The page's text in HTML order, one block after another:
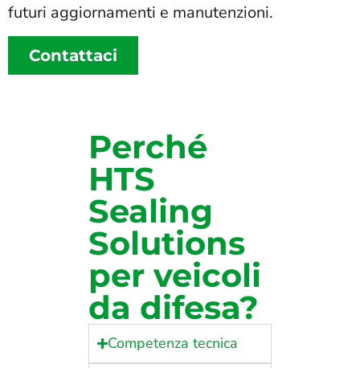
futuri aggiornamenti e manutenzioni.
Contattaci
Perché
HTS
Sealing
Solutions
per veicoli
da difesa?
Competenza tecnica